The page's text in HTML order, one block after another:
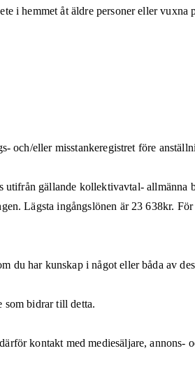
i hemmet åt äldre personer eller vuxna
och/eller misstankeregistret före
gällande kollektivavtal-
Lägsta ingångslönen är 23 638kr.
du har kunskap i något eller båda av
som bidrar till detta.
kontakt med mediesäljare, annons-